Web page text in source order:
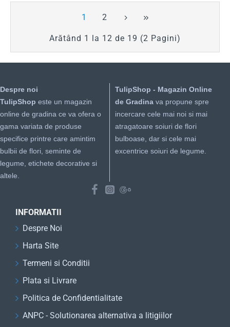
1 2
Arătând 1 la 12 de 19 (2 Pagini)
Despre noi
TulipShop este un magazin
online de gradina ce va ofera o
gama variata de produse
specifice printre care amintim
bulbii de flori, seminte de
legume, etichete decorative si
altele.
TulipShop - Magazin Online
de Gradinava propune spre
incercare cele mai noi si mai
atragatoare soiuri de flori
bulboase, dar si cele mai
excentrice soiuri de legume.
INFORMATII
Despre Noi
Harta Site
Termeni si Conditii
Plata si Livrare
Politica de Confidentialitate
ANPC - Solutionarea alternativa a litigiilor